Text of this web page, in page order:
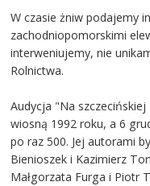
W czasie żniw podajemy
zachodniopomorskimi
interweniujemy, nie
Rolnictwa.
Audycja "Na
wiosną 1992 roku, a 6
po raz 500. Jej autorami
Bienioszek i Kazimierz
Małgorzata Furga i Piotr